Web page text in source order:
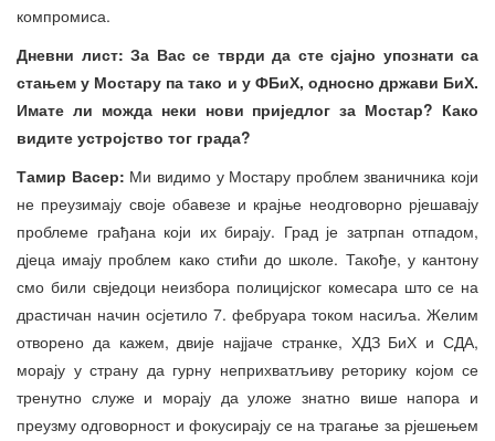
компромиса.
Дневни лист: За Вас се тврди да сте сјајно упознати са
стањем у Мостару па тако и у ФБиХ, односно држави БиХ.
Имате ли можда неки нови приједлог за Мостар? Како
видите устројство тог града?
Тамир Васер: Ми видимо у Мостару проблем званичника који
не преузимају своје обавезе и крајње неодговорно рјешавају
проблеме грађана који их бирају. Град је затрпан отпадом,
дјеца имају проблем како стићи до школе. Такође, у кантону
смо били свједоци неизбора полицијског комесара што се на
драстичан начин осјетило 7. фебруара током насиља. Желим
отворено да кажем, двије најјаче странке, ХДЗ БиХ и СДА,
морају у страну да гурну неприхватљиву реторику којом се
тренутно служе и морају да уложе знатно више напора и
преузму одговорност и фокусирају се на трагање за рјешењем